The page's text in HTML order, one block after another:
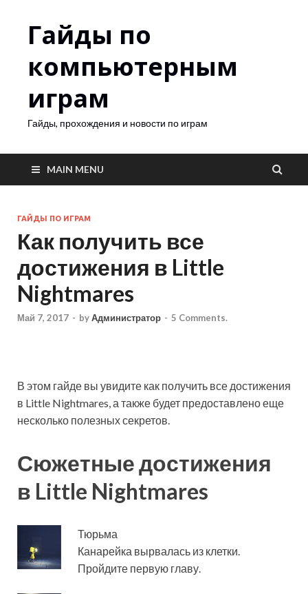
Гайды по
компьютерным
играм
Гайды, прохождения и новости по играм
MAIN MENU
ГАЙДЫ ПО ИГРАМ
Как получить все
достижения в Little
Nightmares
Май 7, 2017 - byАдминистратор - 5 Comments.
В этом гайде вы увидите как получить все достижения
в Little Nightmares, а также будет предоставлено еще
несколько полезных секретов.
Сюжетные достижения
в Little Nightmares
Тюрьма
Канарейка вырвалась из клетки.
Пройдите первую главу.